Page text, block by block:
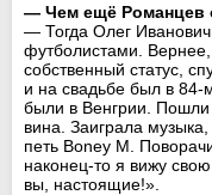
— Чем ещё Романцев
— Тогда Олег
футболистами.
собственный статус,
и на свадьбе был в 84-
были в Венгрии.
вина. Заиграла
петь Boney M.
наконец-то я вижу
вы, настоящие!».